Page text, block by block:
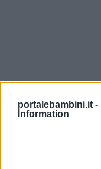
portalebambini.it -
Information